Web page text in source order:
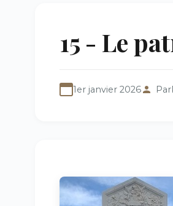
15 - Le
1er janvier 2026 Par